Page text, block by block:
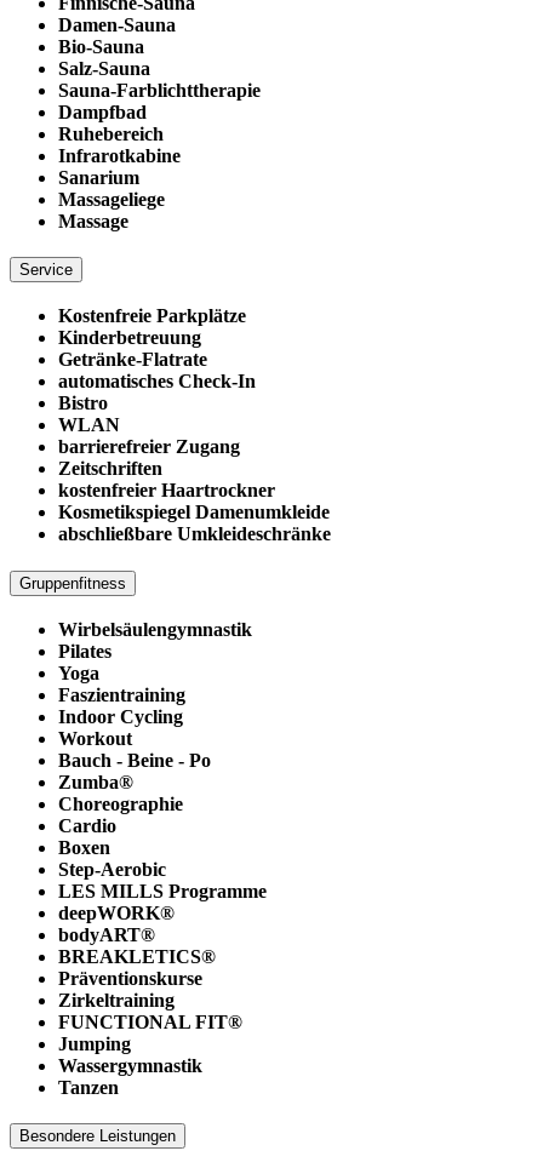
Damen-Sauna
Bio-Sauna
Salz-Sauna
Sauna-Farblichttherapie
Dampfbad
Ruhebereich
Infrarotkabine
Sanarium
Massageliege
Massage
Service
Kostenfreie Parkplätze
Kinderbetreuung
Getränke-Flatrate
automatisches Check-In
Bistro
WLAN
barrierefreier Zugang
Zeitschriften
kostenfreier Haartrockner
Kosmetikspiegel Damenumkleide
abschließbare Umkleideschränke
Gruppenfitness
Wirbelsäulengymnastik
Pilates
Yoga
Faszientraining
Indoor Cycling
Workout
Bauch - Beine - Po
Zumba®
Choreographie
Cardio
Boxen
Step-Aerobic
LES MILLS Programme
deepWORK®
bodyART®
BREAKLETICS®
Präventionskurse
Zirkeltraining
FUNCTIONAL FIT®
Jumping
Wassergymnastik
Tanzen
Besondere Leistungen